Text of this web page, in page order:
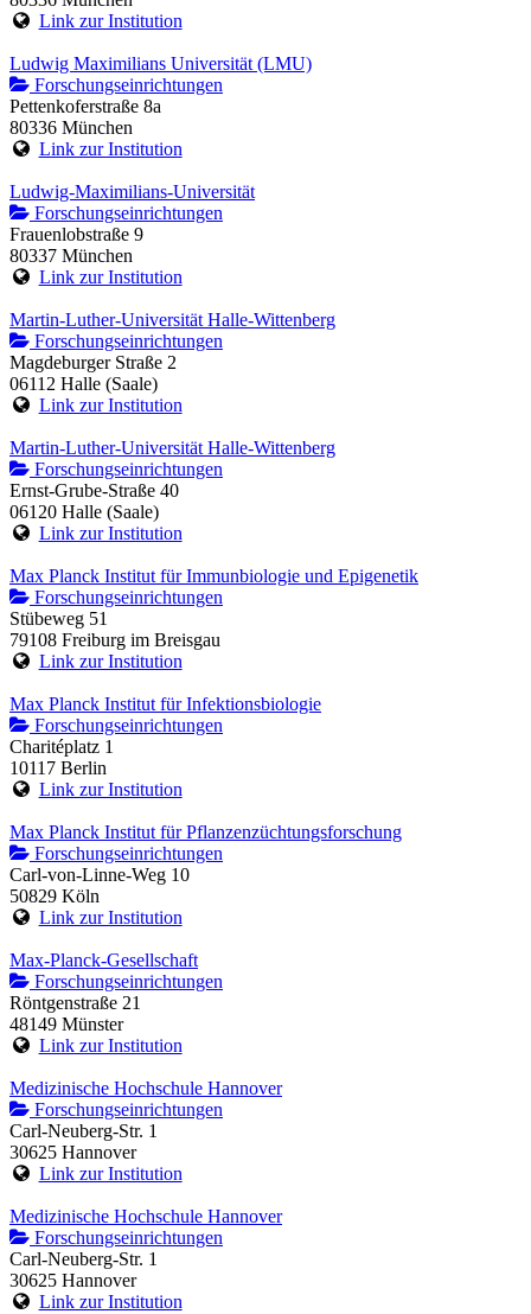
Link zur Institution
Ludwig Maximilians Universität (LMU)
Forschungseinrichtungen
Pettenkoferstraße 8a
80336 München
Link zur Institution
Ludwig-Maximilians-Universität
Forschungseinrichtungen
Frauenlobstraße 9
80337 München
Link zur Institution
Martin-Luther-Universität Halle-Wittenberg
Forschungseinrichtungen
Magdeburger Straße 2
06112 Halle (Saale)
Link zur Institution
Martin-Luther-Universität Halle-Wittenberg
Forschungseinrichtungen
Ernst-Grube-Straße 40
06120 Halle (Saale)
Link zur Institution
Max Planck Institut für Immunbiologie und Epigenetik
Forschungseinrichtungen
Stübeweg 51
79108 Freiburg im Breisgau
Link zur Institution
Max Planck Institut für Infektionsbiologie
Forschungseinrichtungen
Charitéplatz 1
10117 Berlin
Link zur Institution
Max Planck Institut für Pflanzenzüchtungsforschung
Forschungseinrichtungen
Carl-von-Linne-Weg 10
50829 Köln
Link zur Institution
Max-Planck-Gesellschaft
Forschungseinrichtungen
Röntgenstraße 21
48149 Münster
Link zur Institution
Medizinische Hochschule Hannover
Forschungseinrichtungen
Carl-Neuberg-Str. 1
30625 Hannover
Link zur Institution
Medizinische Hochschule Hannover
Forschungseinrichtungen
Carl-Neuberg-Str. 1
30625 Hannover
Link zur Institution